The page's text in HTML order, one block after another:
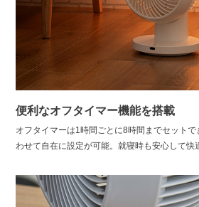
便利なオフタイマー機能を搭載
オフタイマーは1時間ごとに8時間までセット
わせて自在に設定が可能。就寝時も安心して快